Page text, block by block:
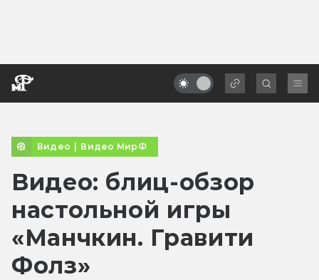
Видео | Видео МирФ
Видео: блиц-обзор
настольной игры
«Манчкин. Гравити
Фолз»